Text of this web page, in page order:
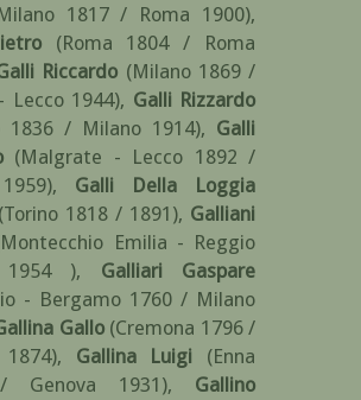
1817 / Roma 1900),
(Roma 1804 / Roma
Riccardo (Milano 1869 /
Lecco 1944), Galli Rizzardo
1836 / Milano 1914), Galli
(Malgrate - Lecco 1892 /
, Galli Della Loggia
(Torino 1818 / 1891), Galliani
Emilia - Reggio
1954 ), Galliari Gaspare
- Bergamo 1760 / Milano
Gallo (Cremona 1796 /
, Gallina Luigi
(Enna
Genova 1931), Gallino